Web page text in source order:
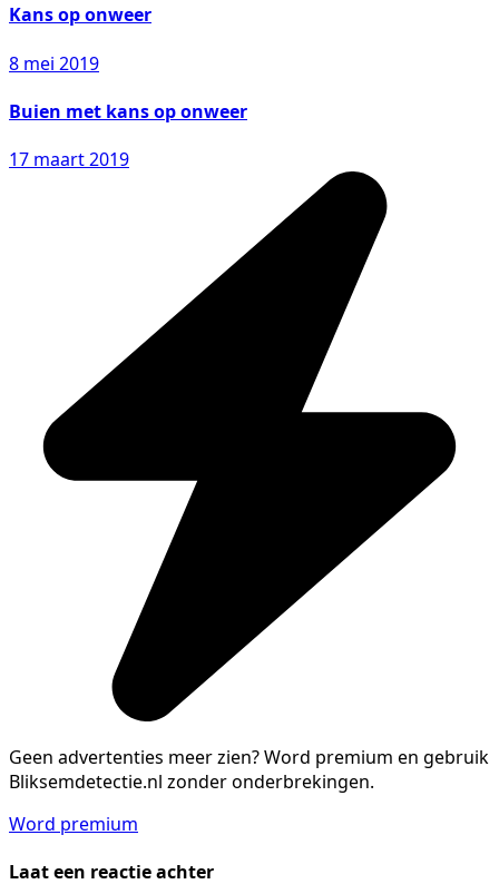
Kans op onweer
8 mei 2019
Buien met kans op onweer
17 maart 2019
Geen advertenties meer zien?Word premium en gebruik
Bliksemdetectie.nl zonder onderbrekingen.
Word premium
Laat een reactie achter